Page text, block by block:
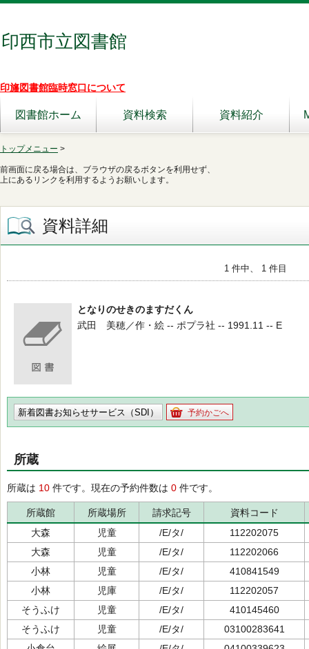
印西市立図書館
印旛図書館臨時窓口について
図書館ホーム 資料検索 資料紹介
トップメニュー >
前画面に戻る場合は、ブラウザの戻るボタンを利用せず、
上にあるリンクを利用するようお願いします。
資料詳細
1 件中、 1 件目
となりのせきのますだくん
武田 美穂／作・絵 -- ポプラ社 -- 1991.11 -- E
新着図書お知らせサービス（SDI） 予約かごへ
所蔵
所蔵は 10 件です。現在の予約件数は 0 件です。
所蔵館 所蔵場所 請求記号
資料コード
大森
児童 /E/タ/
112202075
大森
児童 /E/タ/
112202066
小林
児童 /E/タ/
410841549
小林
児庫 /E/タ/
112202057
そうふけ
児童 /E/タ/
410145460
そうふけ
児童 /E/タ/
03100283641